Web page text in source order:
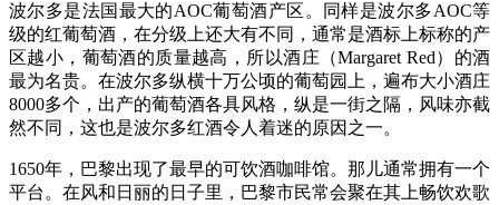
波尔多是法国最大的AOC葡萄酒产区。同样是波尔多AOC等
级的红葡萄酒，在分级上还大有不同，通常是酒标上标称的产
区越小，葡萄酒的质量越高，所以酒庄（Margaret Red）的酒
最为名贵。在波尔多纵横十万公顷的葡萄园上，遍布大小酒庄
8000多个，出产的葡萄酒各具风格，纵是一街之隔，风味亦截
然不同，这也是波尔多红酒令人着迷的原因之一。
1650年，巴黎出现了最早的可饮酒咖啡馆。那儿通常拥有一个
平台。在风和日丽的日子里，巴黎市民常会聚在其上畅饮欢歌